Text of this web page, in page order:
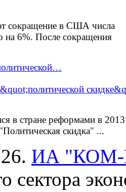
сокращение в США числа
на 6%. После сокращения
в стране реформами в
скидка" ...
ИА
сектора